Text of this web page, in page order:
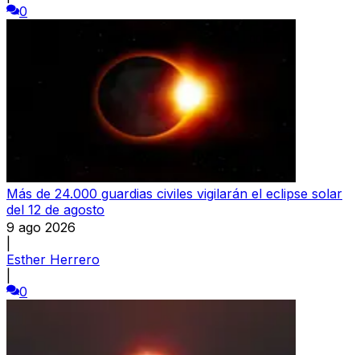
0
Más de 24.000 guardias civiles vigilarán el eclipse solar
del 12 de agosto
9 ago 2026
Esther Herrero
0